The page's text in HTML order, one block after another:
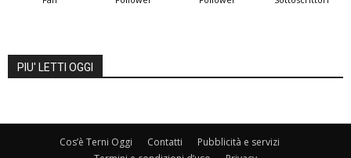
PIU' LETTI OGGI
Cos’è Terni Oggi Contatti
Pubblicità e servizi